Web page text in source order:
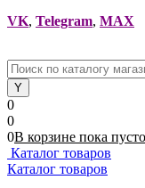
VK, Telegram, MAX
0
0
0В корзине пока пусто
Каталог товаров
Каталог товаров